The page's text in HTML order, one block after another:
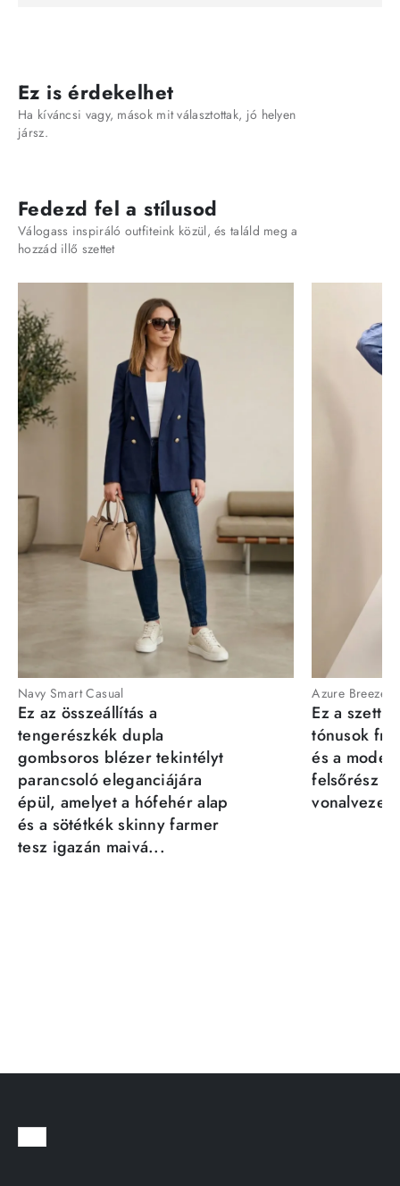
Ez is érdekelhet
Ha kíváncsi vagy, mások mit választottak, jó helyen
jársz.
Fedezd fel a stílusod
Válogass inspiráló outfiteink közül, és találd meg a
hozzád illő szettet
Navy Smart Casual
Ez az összeállítás a
tengerészkék dupla
gombsoros blézer tekintélyt
parancsoló eleganciájára
épül, amelyet a hófehér alap
és a sötétkék skinny farmer
tesz igazán maivá...
Azure Breeze
Ez a szett
tónusok
és a
felsőrész